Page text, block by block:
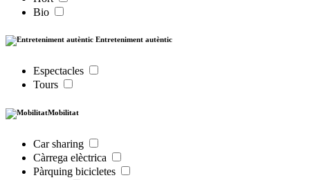
Bio
Entreteniment autèntic
Espectacles
Tours
Mobilitat
Car sharing
Càrrega elèctrica
Pàrquing bicicletes